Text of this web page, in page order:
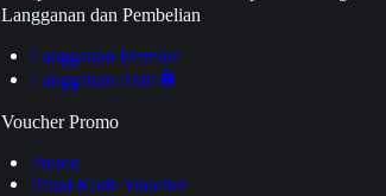
Langganan dan Pembelian
Langganan Premier
Langganan Aktif
Voucher Promo
Promo
Pakai Kode Voucher